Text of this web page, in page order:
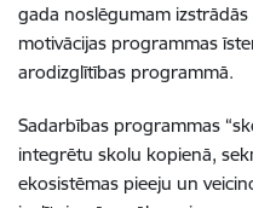
gada noslēgumam
motivācijas programmas
arodizglītības programmā.
Sadarbības programmas
integrētu skolu kopienā,
ekosistēmas pieeju un